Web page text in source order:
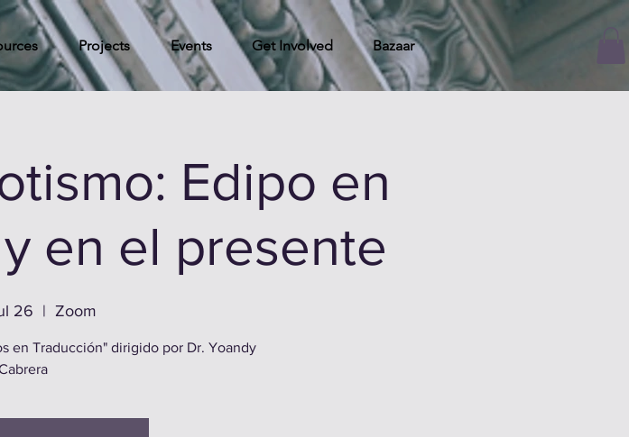
Projects Events Get Involved Bazaar
Edipo en
en el presente
26
  |
Zoom
en Traducción" dirigido por Dr. Yoandy